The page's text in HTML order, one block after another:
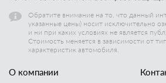
Обратите внимание на то, что данный
указанные цены) носит исключительно
и ни при каких условиях не является
Стоимость меняется в зависимости от
характеристик автомобиля.
О компании